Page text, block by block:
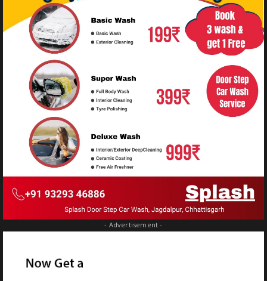
- Advertisement -